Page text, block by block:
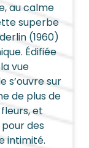
au calme
superbe
(1960)
Édifiée
vue
s’ouvre sur
de plus de
et
des
intimité.